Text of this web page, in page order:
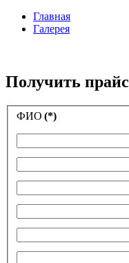
Главная
Галерея
Получить прайс
ФИО (*)